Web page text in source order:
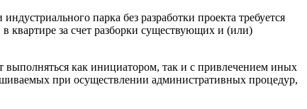
парка без разработки проекта требуется
квартире за счет разборки существующих и (или)
выполняться как инициатором, так и с привлечением иных
при осуществлении административных процедур,